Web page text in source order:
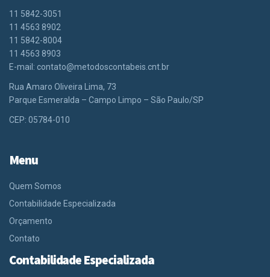
11 5842-3051
11 4563 8902
11 5842-8004
11 4563 8903
E-mail: contato@metodoscontabeis.cnt.br
Rua Amaro Oliveira Lima, 73
Parque Esmeralda – Campo Limpo – São Paulo/SP
CEP: 05784-010
Menu
Quem Somos
Contabilidade Especializada
Orçamento
Contato
Contabilidade Especializada